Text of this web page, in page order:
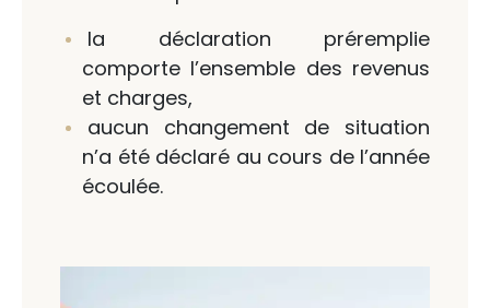
la déclaration préremplie
comporte l’ensemble des revenus
et charges,
aucun changement de situation
n’a été déclaré au cours de l’année
écoulée.